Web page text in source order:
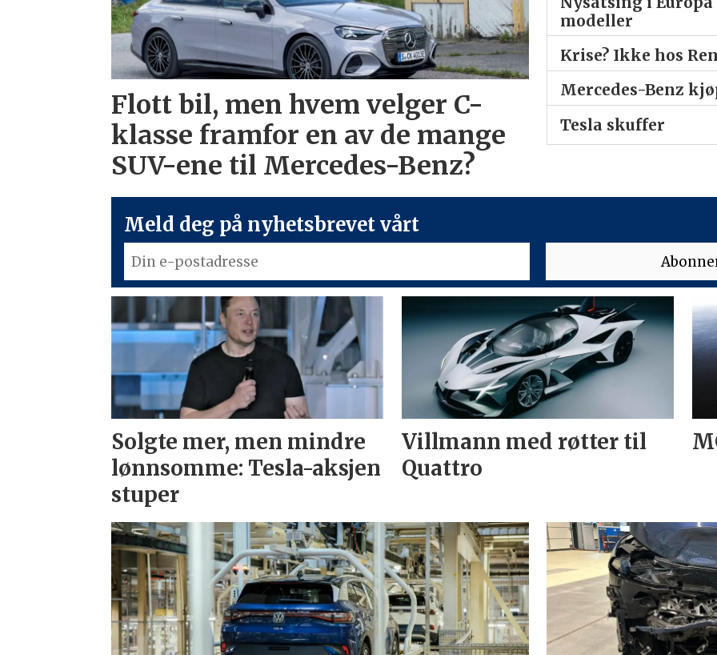
Flott bil, men hvem velger C-
klasse framfor en av de mange
SUV-ene til Mercedes-Benz?
modeller
Krise? Ikke hos
Mercedes-Benz
Tesla skuffer
Meld deg på nyhetsbrevet vårt
Solgte mer, men mindre
lønnsomme: Tesla-aksjen
stuper
Villmann med røtter til
Quattro